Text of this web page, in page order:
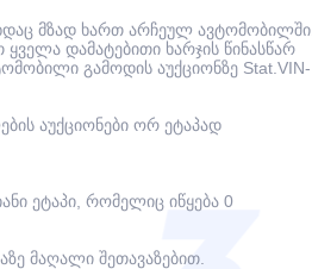
მზად ხართ არჩეულ ავტომობილში.
დამატებითი ხარჯის წინასწარ
გამოდის აუქციონზე Stat.VIN-
აუქციონები ორ ეტაპად
ეტაპი, რომელიც იწყება 0
მაღალი შეთავაზებით.